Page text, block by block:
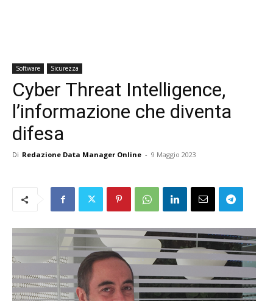
Software Sicurezza
Cyber Threat Intelligence,
l’informazione che diventa
difesa
Di Redazione Data Manager Online - 9 Maggio 2023